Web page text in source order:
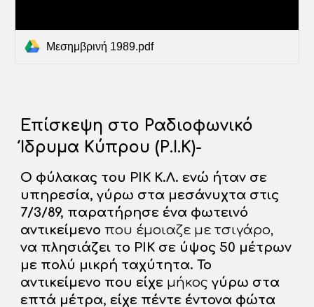
Μεσημβρινή 1989.pdf
Επίσκεψη στο Ραδιοφωνικό
Ίδρυμα Κύπρου (Ρ.Ι.Κ)-
Ο φύλακας του ΡΙΚ Κ.Λ. ενώ ήταν σε
υπηρεσία, γύρω στα μεσάνυχτα στις
7/3/89, παρατήρησε ένα φωτεινό
αντικείμενο που έμοιαζε με τσιγάρο,
να πλησιάζει το ΡΙΚ σε ύψος 50 μέτρων
με πολύ μικρή ταχύτητα. Το
αντικείμενο που είχε μήκος γύρω στα
επτά μέτρα, είχε πέντε έντονα φώτα